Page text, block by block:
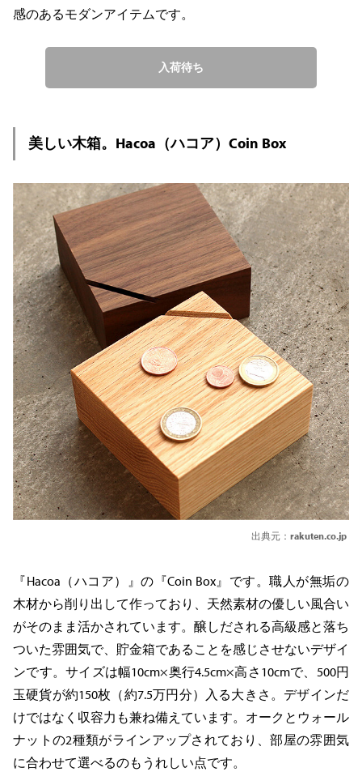
感のあるモダンアイテムです。
入荷待ち
美しい木箱。Hacoa（ハコア）Coin Box
出典元： rakuten.co.jp
『Hacoa（ハコア）』の『Coin Box』です。職人が無垢の
木材から削り出して作っており、天然素材の優しい風合い
がそのまま活かされています。醸しだされる高級感と落ち
ついた雰囲気で、貯金箱であることを感じさせないデザイ
ンです。サイズは幅10cm×奥行4.5cm×高さ10cmで、500円
玉硬貨が約150枚（約7.5万円分）入る大きさ。デザインだ
けではなく収容力も兼ね備えています。オークとウォール
ナットの2種類がラインアップされており、部屋の雰囲気
に合わせて選べるのもうれしい点です。